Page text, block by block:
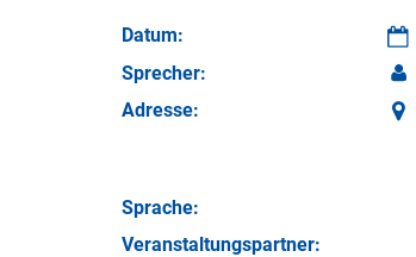
Datum:
Sprecher:
Adresse:
Sprache:
Veran­staltungs­partner: